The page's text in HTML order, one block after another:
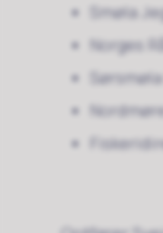
Smøla
Norges